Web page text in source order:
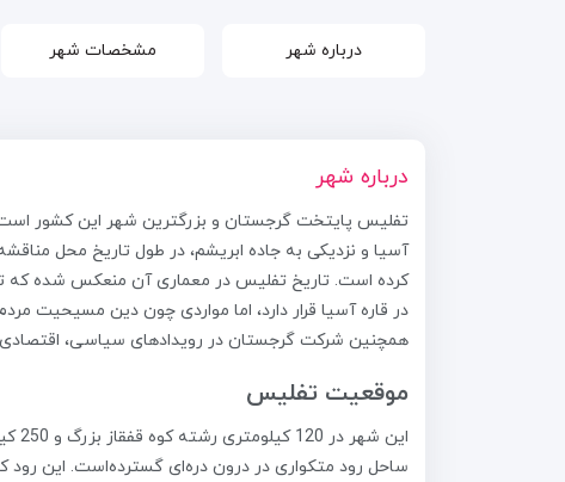
درباره شهر مشخصات شهر
درباره شهر
آسیا و نزدیکی به جاده ابریشم، در طول تاریخ محل
کرده است. تاریخ تفلیس در معماری آن منعکس شده که
در قاره آسیا قرار دارد، اما مواردی چون دین مسیحیت
همچنین شرکت گرجستان در رویدادهای سیاسی، اقتصادی و
موقعیت تفلیس